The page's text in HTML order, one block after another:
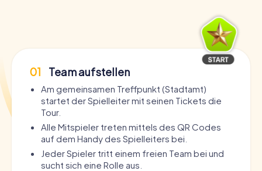
01 Team aufstellen
Am gemeinsamen Treffpunkt (Stadtamt)
startet der Spielleiter mit seinen Tickets die
Tour.
Alle Mitspieler treten mittels des QR Codes
auf dem Handy des Spielleiters bei.
Jeder Spieler tritt einem freien Team bei und
sucht sich eine Rolle aus.